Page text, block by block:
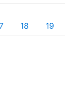
18 19